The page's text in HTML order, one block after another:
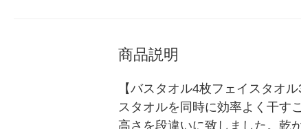
商品説明
【バスタオル4枚フェイスタオ
スタオルを同時に効率よく干す
高さを段違いに致しました。乾